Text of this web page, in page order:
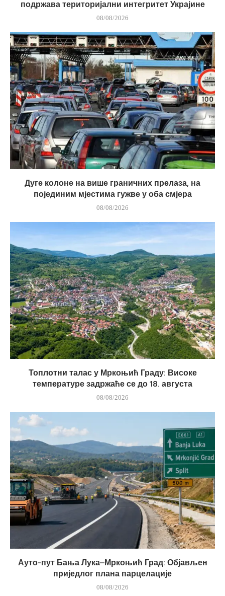
подржава територијални интегритет Украјине
08/08/2026
Дуге колоне на више граничних прелаза, на
појединим мјестима гужве у оба смјера
08/08/2026
Топлотни талас у Мркоњић Граду: Високе
температуре задржаће се до 18. августа
08/08/2026
Ауто-пут Бања Лука–Мркоњић Град: Објављен
приједлог плана парцелације
08/08/2026